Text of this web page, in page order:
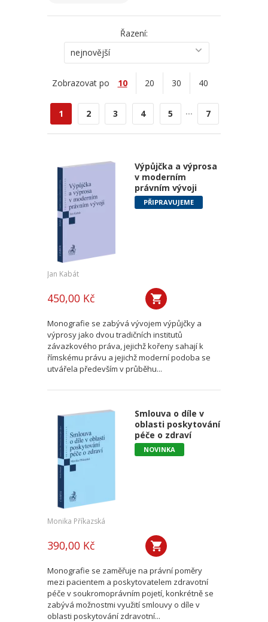
Řazení:
nejnovější
Zobrazovat po 10 20 30 40
1 2 3 4 5 ... 7
Výpůjčka a výprosa
v moderním
právním vývoji
PŘIPRAVUJEME
Jan Kabát
450,00 Kč
Monografie se zabývá vývojem výpůjčky a
výprosy jako dvou tradičních institutů
závazkového práva, jejichž kořeny sahají k
římskému právu a jejichž moderní podoba se
utvářela především v průběhu...
Smlouva o díle v
oblasti poskytování
péče o zdraví
NOVINKA
Monika Příkazská
390,00 Kč
Monografie se zaměřuje na právní poměry
mezi pacientem a poskytovatelem zdravotní
péče v soukromoprávním pojetí, konkrétně se
zabývá možnostmi využití smlouvy o díle v
oblasti poskytování zdravotní...